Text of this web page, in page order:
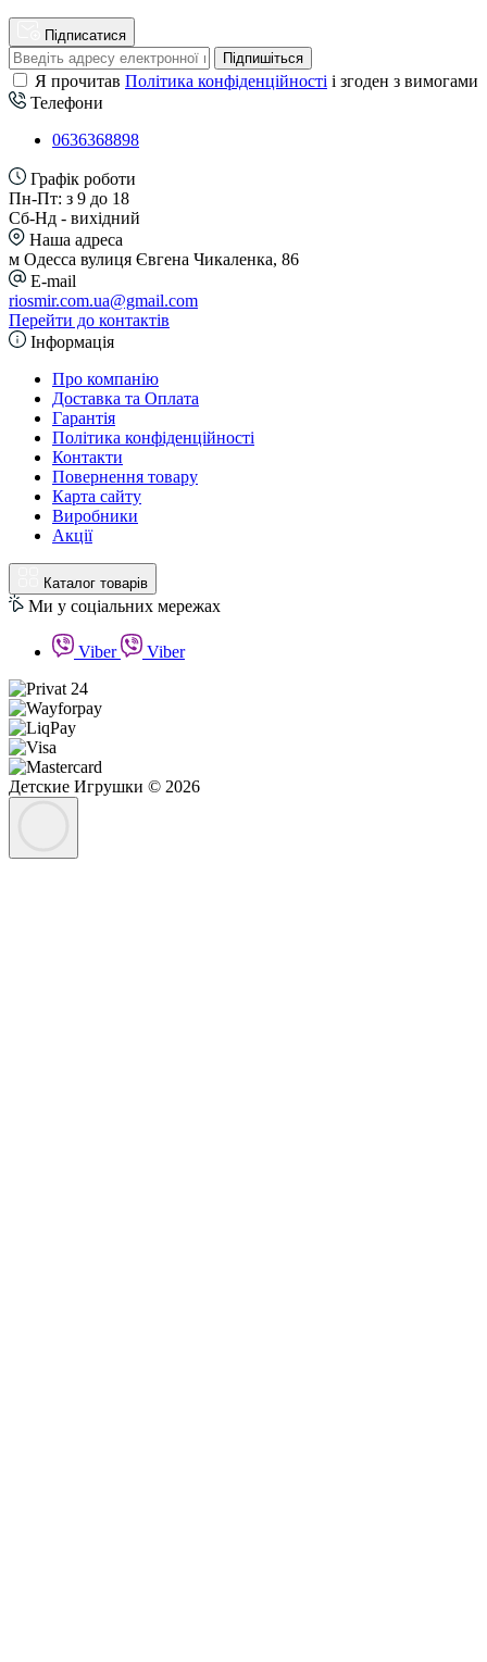
Підписатися
Підпишіться
Я прочитав Політика конфіденційності і згоден з вимогами
Телефони
0636368898
Графік роботи
Пн-Пт: з 9 до 18
Сб-Нд - вихідний
Наша адреса
м Одесса вулиця Євгена Чикаленка, 86
E-mail
riosmir.com.ua@gmail.com
Перейти до контактів
Інформація
Про компанію
Доставка та Оплата
Гарантія
Політика конфіденційності
Контакти
Повернення товару
Карта сайту
Виробники
Акції
Каталог товарів
Ми у соціальних мережах
Viber Viber
Детские Игрушки © 2026